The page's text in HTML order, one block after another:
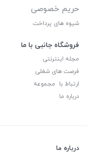
حریم خصوصی
شیوه های پرداخت
فروشگاه جانبی با ما
مجله اینترنتی
فرصت های شغلی
ارتباط با مجموعه
درباره ما
درباره ما